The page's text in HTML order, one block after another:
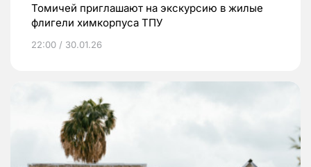
Томичей приглашают на экскурсию в жилые
флигели химкорпуса ТПУ
22:00 / 30.01.26